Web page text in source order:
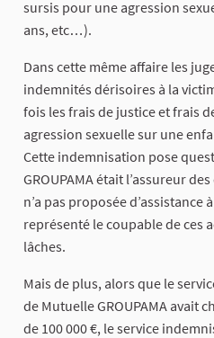
sursis pour une agression
ans, etc…).
Dans cette même affaire les
indemnités dérisoires à la
fois les frais de justice et frais
agression sexuelle sur une
Cette indemnisation pose
GROUPAMA était l’assureur
n’a pas proposée d’assistance
représenté le coupable de ces
lâches.
Mais de plus, alors que le
de Mutuelle GROUPAMA avait
de 100 000 €, le service